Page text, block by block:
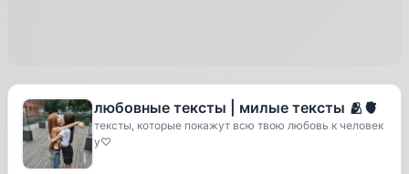
любовные тексты | милые тексты 🫂🫀
тексты, которые покажут всю твою любовь к человек
у♡